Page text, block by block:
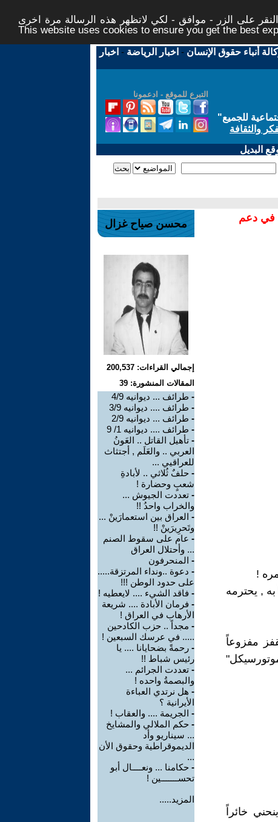
على الزر - موافق - لكي لاتظهر هذه الرسالة مرة اخرى -
This website uses cookies to ensure you get the best
أنباء حقوق الإنسان - اخبار الرياضة - اخبار
التبرع للموقع - ادعمونا
للجميع"
والثقافة
البديل
في دعم
!
, يحترمه
مفزوعاً
خائراً
محسن صياح غزال
إجمالي القراءات: 200,537
المقالات المنشورة: 39
- طرائف ... ديوانيه 4/9
- طرائف .... ديوانيه 3/9
- طرائف ... ديوانيه 2/9
- طرائف .... ديوانيه 1/ 9
- تأهيل القاتل .. العَونُ
العربي .. والعَلَم , أجتثاث
للعراقيي ...
- حلفٌ ثُلاثي .. لأبادةِ
شعبٍ وحضارة !
- تعددت الجيوش ...
والخراب واحدُ !!
- العراق بين استعمارَينْ ...
وتَحرِيرَينْ !!
- عام على سقوط الصنم
... وأحتلال العراق
- المنحرفون
- دعوة ..ونداء المرتزقة.....
على حدود الوطن !!!
- فاقد الشيء .... لايعطيه !
- فرمان الأبادة .... شريعة
الأرهاب في العراق !
- مجداً .. حزب الكادحين
..... في عرسك السبعين !
- رحمةً بضحايانا .... يا
رئيس شباط !!
- تعددت الجرائم ...
والبصمةُ واحده !
- هل نرتدي العباءة
الأيرانية ؟
- الجريمة .... والعقاب !
- حكم الملالي والمشايخ
... سيناريو وأد
الديموقراطية وحقوق الأن
...
- حكامنا ... ونعــــال أبو
تحســـــــين !
المزيد.....